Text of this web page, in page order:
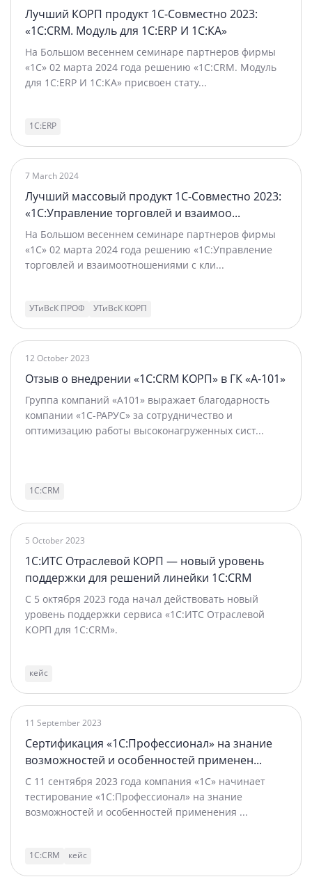
Лучший КОРП продукт 1С-Совместно 2023:
«1С:CRM. Модуль для 1C:ERP И 1С:КА»
На Большом весеннем семинаре партнеров фирмы
«1С» 02 марта 2024 года решению «1С:CRM. Модуль
для 1C:ERP И 1С:КА» присвоен стату...
1С:ERP
7 March 2024
Лучший массовый продукт 1С-Совместно 2023:
«1С:Управление торговлей и взаимоо...
На Большом весеннем семинаре партнеров фирмы
«1С» 02 марта 2024 года решению «1С:Управление
торговлей и взаимоотношениями с кли...
УТиВсК ПРОФ УТиВсК КОРП
12 October 2023
Отзыв о внедрении «1С:CRM КОРП» в ГК «А-101»
Группа компаний «А101» выражает благодарность
компании «1С-РАРУС» за сотрудничество и
оптимизацию работы высоконагруженных сист...
1С:CRM
5 October 2023
1С:ИТС Отраслевой КОРП — новый уровень
поддержки для решений линейки 1С:CRM
С 5 октября 2023 года начал действовать новый
уровень поддержки сервиса «1С:ИТС Отраслевой
КОРП для 1С:CRM».
кейс
11 September 2023
Сертификация «1С:Профессионал» на знание
возможностей и особенностей применен...
С 11 сентября 2023 года компания «1С» начинает
тестирование «1С:Профессионал» на знание
возможностей и особенностей применения ...
1С:CRM кейс